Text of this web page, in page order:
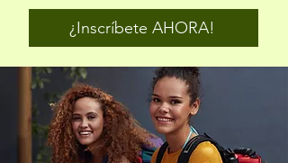
¿Inscríbete AHORA!